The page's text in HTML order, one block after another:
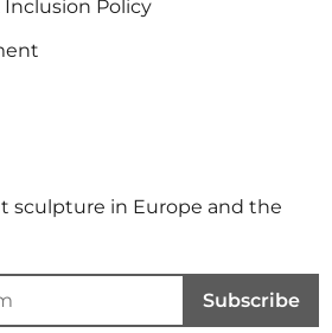
Inclusion Policy
sculpture in Europe and the
Subscribe